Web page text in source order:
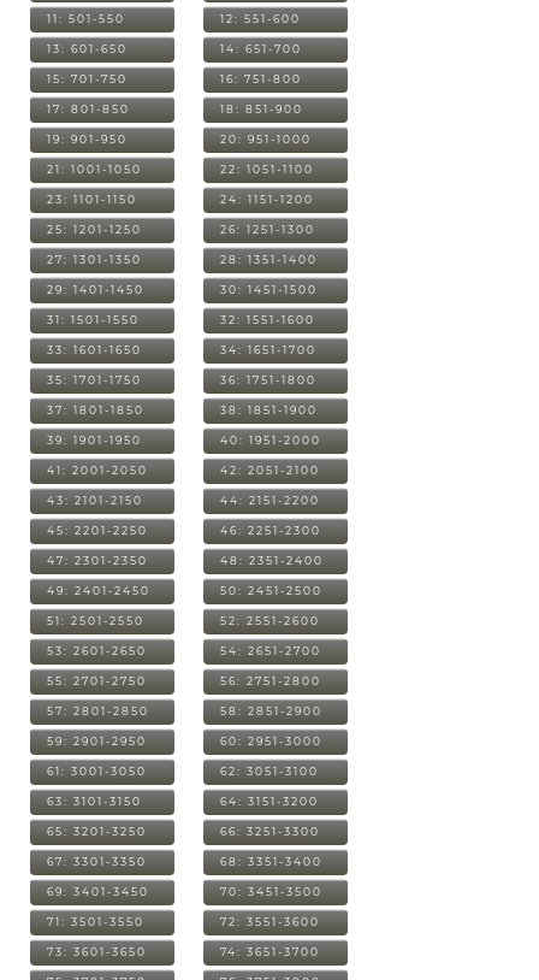
11: 501-550 12: 551-600
13: 601-650 14: 651-700
15: 701-750 16: 751-800
17: 801-850 18: 851-900
19: 901-950 20: 951-1000
21: 1001-1050 22: 1051-1100
23: 1101-1150 24: 1151-1200
25: 1201-1250 26: 1251-1300
27: 1301-1350 28: 1351-1400
29: 1401-1450 30: 1451-1500
31: 1501-1550 32: 1551-1600
33: 1601-1650 34: 1651-1700
35: 1701-1750 36: 1751-1800
37: 1801-1850 38: 1851-1900
39: 1901-1950 40: 1951-2000
41: 2001-2050 42: 2051-2100
43: 2101-2150 44: 2151-2200
45: 2201-2250 46: 2251-2300
47: 2301-2350 48: 2351-2400
49: 2401-2450 50: 2451-2500
51: 2501-2550 52: 2551-2600
53: 2601-2650 54: 2651-2700
55: 2701-2750 56: 2751-2800
57: 2801-2850 58: 2851-2900
59: 2901-2950 60: 2951-3000
61: 3001-3050 62: 3051-3100
63: 3101-3150 64: 3151-3200
65: 3201-3250 66: 3251-3300
67: 3301-3350 68: 3351-3400
69: 3401-3450 70: 3451-3500
71: 3501-3550 72: 3551-3600
73: 3601-3650 74: 3651-3700